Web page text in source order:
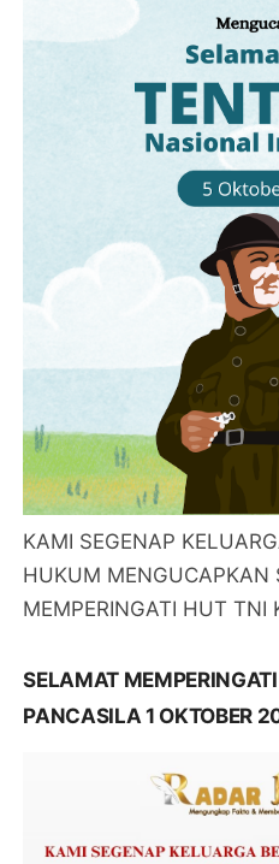
KAMI SEGENAP
HUKUM MENGUCAPKAN
MEMPERINGATI HUT
SELAMAT
PANCASILA 1 OKTOBER